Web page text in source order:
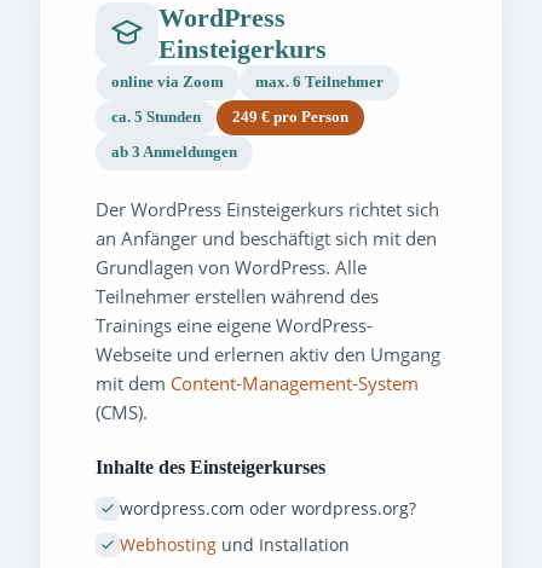
WordPress
Einsteigerkurs
online via Zoom max. 6 Teilnehmer
ca. 5 Stunden 249 € pro Person
ab 3 Anmeldungen
Der WordPress Einsteigerkurs richtet sich
an Anfänger und beschäftigt sich mit den
Grundlagen von WordPress. Alle
Teilnehmer erstellen während des
Trainings eine eigene WordPress-
Webseite und erlernen aktiv den Umgang
mit dem Content-Management-System
(CMS).
Inhalte des Einsteigerkurses
wordpress.com oder wordpress.org?
Webhosting und Installation